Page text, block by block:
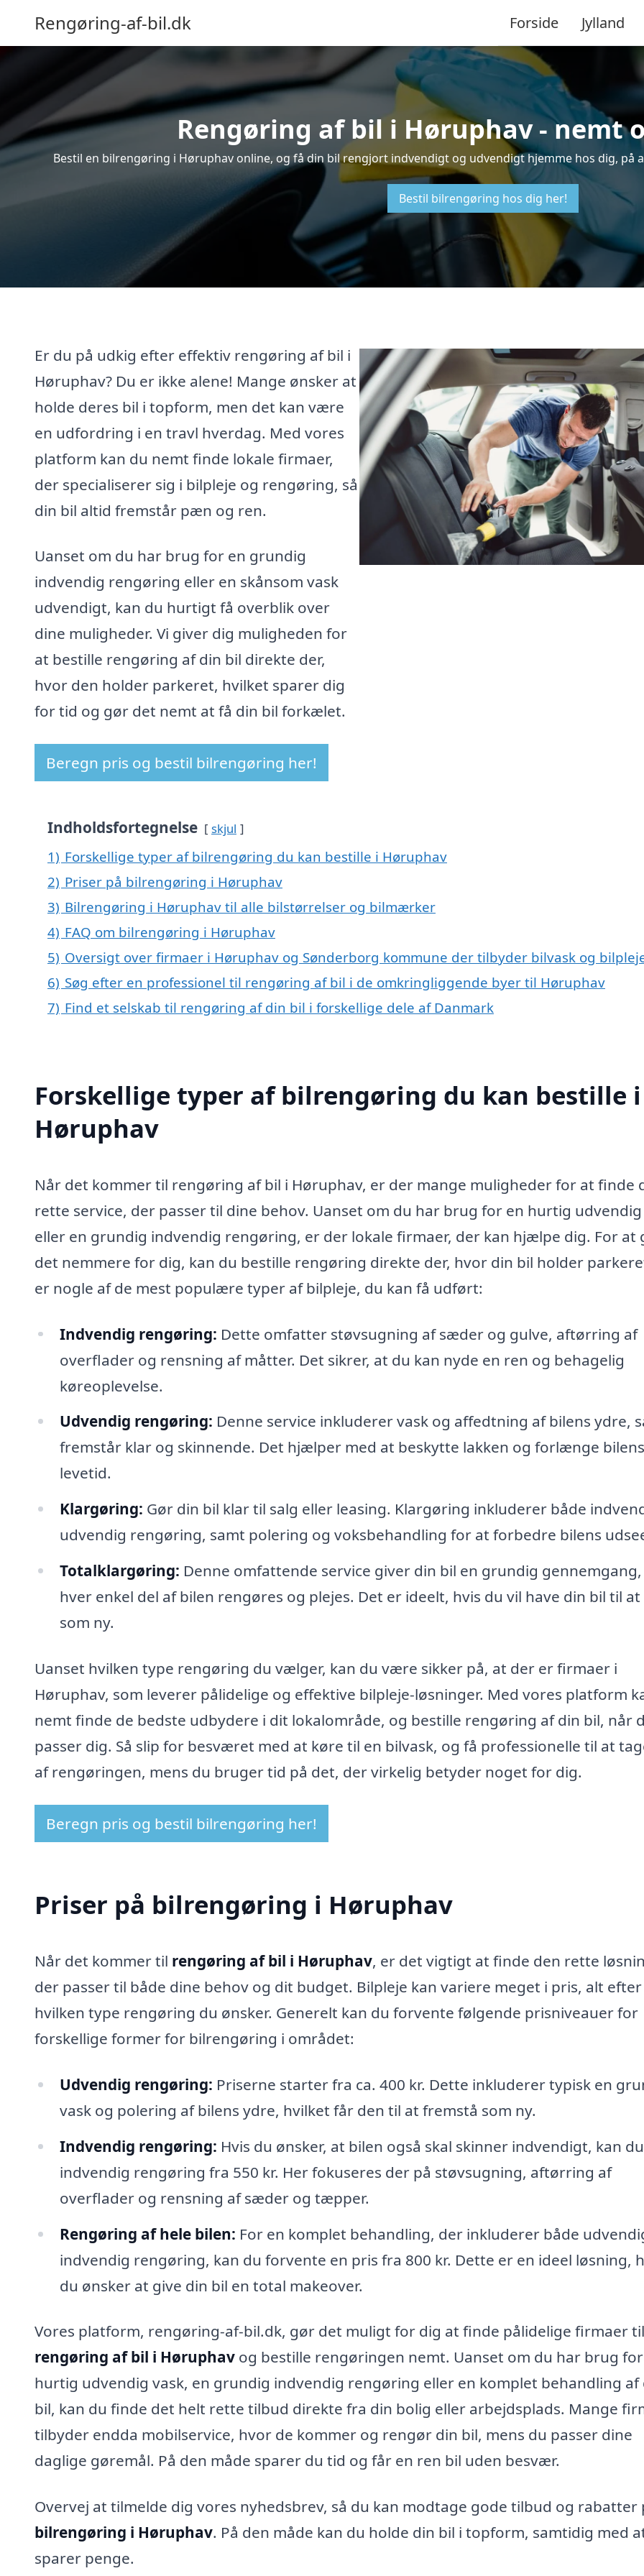
Rengøring-af-bil.dk Forside Jylland
Rengøring af bil i Høruphav - nemt
Bestil en bilrengøring i Høruphav online, og få din bil rengjort indvendigt og udvendigt hjemme hos dig, på
Bestil bilrengøring hos dig her!
Er du på udkig efter effektiv rengøring af bil i
Høruphav? Du er ikke alene! Mange ønsker at
holde deres bil i topform, men det kan være
en udfordring i en travl hverdag. Med vores
platform kan du nemt finde lokale firmaer,
der specialiserer sig i bilpleje og rengøring, så
din bil altid fremstår pæn og ren.
Uanset om du har brug for en grundig
indvendig rengøring eller en skånsom vask
udvendigt, kan du hurtigt få overblik over
dine muligheder. Vi giver dig muligheden for
at bestille rengøring af din bil direkte der,
hvor den holder parkeret, hvilket sparer dig
for tid og gør det nemt at få din bil forkælet.
Beregn pris og bestil bilrengøring her!
Indholdsfortegnelse skjul
1) Forskellige typer af bilrengøring du kan bestille i Høruphav
2) Priser på bilrengøring i Høruphav
3) Bilrengøring i Høruphav til alle bilstørrelser og bilmærker
4) FAQ om bilrengøring i Høruphav
5) Oversigt over firmaer i Høruphav og Sønderborg kommune der tilbyder bilvask og
6) Søg efter en professionel til rengøring af bil i de omkringliggende byer til Høruphav
7) Find et selskab til rengøring af din bil i forskellige dele af Danmark
Forskellige typer af bilrengøring du kan bestille i
Høruphav
Når det kommer til rengøring af bil i Høruphav, er der mange muligheder for at finde
rette service, der passer til dine behov. Uanset om du har brug for en hurtig udvendig
eller en grundig indvendig rengøring, er der lokale firmaer, der kan hjælpe dig. For at
det nemmere for dig, kan du bestille rengøring direkte der, hvor din bil holder
er nogle af de mest populære typer af bilpleje, du kan få udført:
Indvendig rengøring: Dette omfatter støvsugning af sæder og gulve, aftørring af
overflader og rensning af måtter. Det sikrer, at du kan nyde en ren og behagelig
køreoplevelse.
Udvendig rengøring: Denne service inkluderer vask og affedtning af bilens ydre,
fremstår klar og skinnende. Det hjælper med at beskytte lakken og forlænge bilens
levetid.
Klargøring: Gør din bil klar til salg eller leasing. Klargøring inkluderer både
udvendig rengøring, samt polering og voksbehandling for at forbedre bilens
Totalklargøring: Denne omfattende service giver din bil en grundig
hver enkel del af bilen rengøres og plejes. Det er ideelt, hvis du vil have din bil til at
som ny.
Uanset hvilken type rengøring du vælger, kan du være sikker på, at der er firmaer i
Høruphav, som leverer pålidelige og effektive bilpleje-løsninger. Med vores platform
nemt finde de bedste udbydere i dit lokalområde, og bestille rengøring af din bil, når
passer dig. Så slip for besværet med at køre til en bilvask, og få professionelle til at
af rengøringen, mens du bruger tid på det, der virkelig betyder noget for dig.
Beregn pris og bestil bilrengøring her!
Priser på bilrengøring i Høruphav
Når det kommer til rengøring af bil i Høruphav, er det vigtigt at finde den rette
der passer til både dine behov og dit budget. Bilpleje kan variere meget i pris, alt efter
hvilken type rengøring du ønsker. Generelt kan du forvente følgende prisniveauer for
forskellige former for bilrengøring i området:
Udvendig rengøring: Priserne starter fra ca. 400 kr. Dette inkluderer typisk en
vask og polering af bilens ydre, hvilket får den til at fremstå som ny.
Indvendig rengøring: Hvis du ønsker, at bilen også skal skinner indvendigt, kan
indvendig rengøring fra 550 kr. Her fokuseres der på støvsugning, aftørring af
overflader og rensning af sæder og tæpper.
Rengøring af hele bilen: For en komplet behandling, der inkluderer både
indvendig rengøring, kan du forvente en pris fra 800 kr. Dette er en ideel løsning,
du ønsker at give din bil en total makeover.
Vores platform, rengøring-af-bil.dk, gør det muligt for dig at finde pålidelige firmaer til
rengøring af bil i Høruphav og bestille rengøringen nemt. Uanset om du har brug
hurtig udvendig vask, en grundig indvendig rengøring eller en komplet behandling af
bil, kan du finde det helt rette tilbud direkte fra din bolig eller arbejdsplads. Mange
tilbyder endda mobilservice, hvor de kommer og rengør din bil, mens du passer dine
daglige gøremål. På den måde sparer du tid og får en ren bil uden besvær.
Overvej at tilmelde dig vores nyhedsbrev, så du kan modtage gode tilbud og rabatter
bilrengøring i Høruphav. På den måde kan du holde din bil i topform, samtidig med
sparer penge.